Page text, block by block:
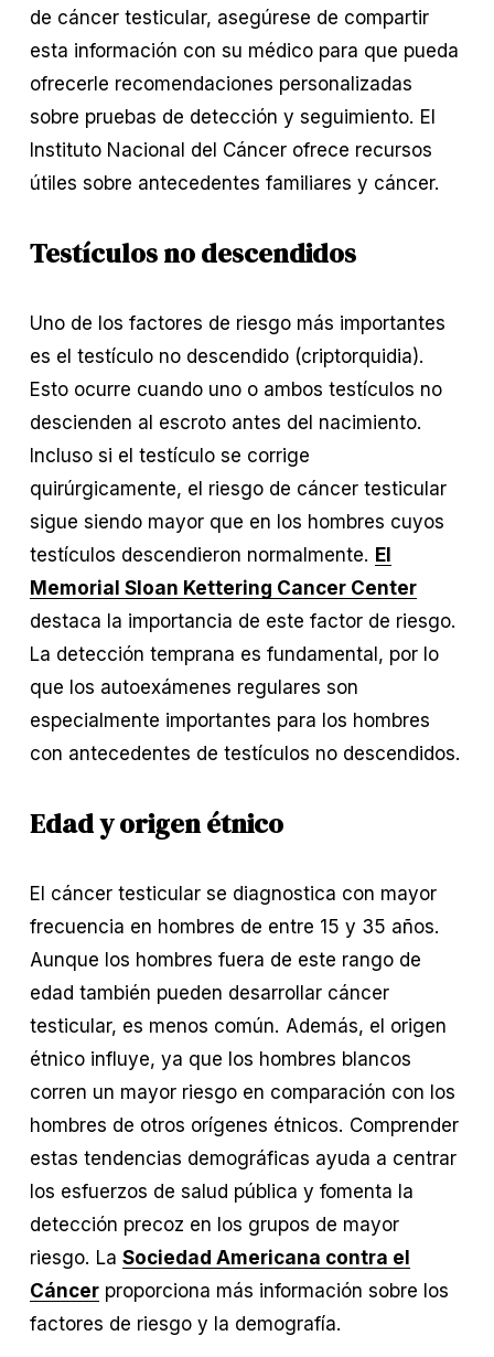
de cáncer testicular, asegúrese de compartir
esta información con su médico para que pueda
ofrecerle recomendaciones personalizadas
sobre pruebas de detección y seguimiento. El
Instituto Nacional del Cáncer ofrece recursos
útiles sobre antecedentes familiares y cáncer.
Testículos no descendidos
Uno de los factores de riesgo más importantes
es el testículo no descendido (criptorquidia).
Esto ocurre cuando uno o ambos testículos no
descienden al escroto antes del nacimiento.
Incluso si el testículo se corrige
quirúrgicamente, el riesgo de cáncer testicular
sigue siendo mayor que en los hombres cuyos
testículos descendieron normalmente. El
Memorial Sloan Kettering Cancer Center
destaca la importancia de este factor de riesgo.
La detección temprana es fundamental, por lo
que los autoexámenes regulares son
especialmente importantes para los hombres
con antecedentes de testículos no descendidos.
Edad y origen étnico
El cáncer testicular se diagnostica con mayor
frecuencia en hombres de entre 15 y 35 años.
Aunque los hombres fuera de este rango de
edad también pueden desarrollar cáncer
testicular, es menos común. Además, el origen
étnico influye, ya que los hombres blancos
corren un mayor riesgo en comparación con los
hombres de otros orígenes étnicos. Comprender
estas tendencias demográficas ayuda a centrar
los esfuerzos de salud pública y fomenta la
detección precoz en los grupos de mayor
riesgo. La Sociedad Americana contra el
Cáncer proporciona más información sobre los
factores de riesgo y la demografía.